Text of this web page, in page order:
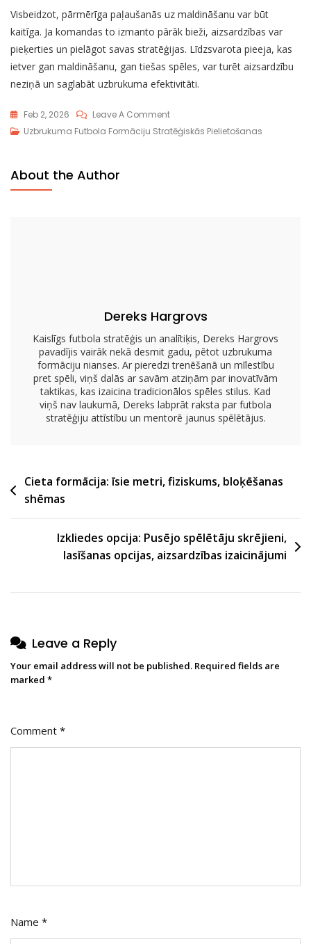
Visbeidzot, pārmērīga paļaušanās uz maldināšanu var būt
kaitīga. Ja komandas to izmanto pārāk bieži, aizsardzības var
pieķerties un pielāgot savas stratēģijas. Līdzsvarota pieeja, kas
ietver gan maldināšanu, gan tiešas spēles, var turēt aizsardzību
neziņā un saglabāt uzbrukuma efektivitāti.
Feb 2, 2026 Leave A CommentOn
Flexbone
Uzbrukuma Futbola Formāciju Stratēģiskās Pielietošanas
About the Author
Dereks Hargrovs
Kaislīgs futbola stratēģis un analītiķis, Dereks Hargrovs
pavadījis vairāk nekā desmit gadu, pētot uzbrukuma
formāciju nianses. Ar pieredzi trenēšanā un mīlestību
pret spēli, viņš dalās ar savām atziņām par inovatīvām
taktikas, kas izaicina tradicionālos spēles stilus. Kad
viņš nav laukumā, Dereks labprāt raksta par futbola
stratēģiju attīstību un mentorē jaunus spēlētājus.
Post
navigation
Cieta formācija: īsie metri, fiziskums, bloķēšanas
shēmas
Izkliedes opcija: Pusējo spēlētāju skrējieni,
lasīšanas opcijas, aizsardzības izaicinājumi
Leave a Reply
Your email address will not be published. Required fields are
marked *
Comment *
Name *